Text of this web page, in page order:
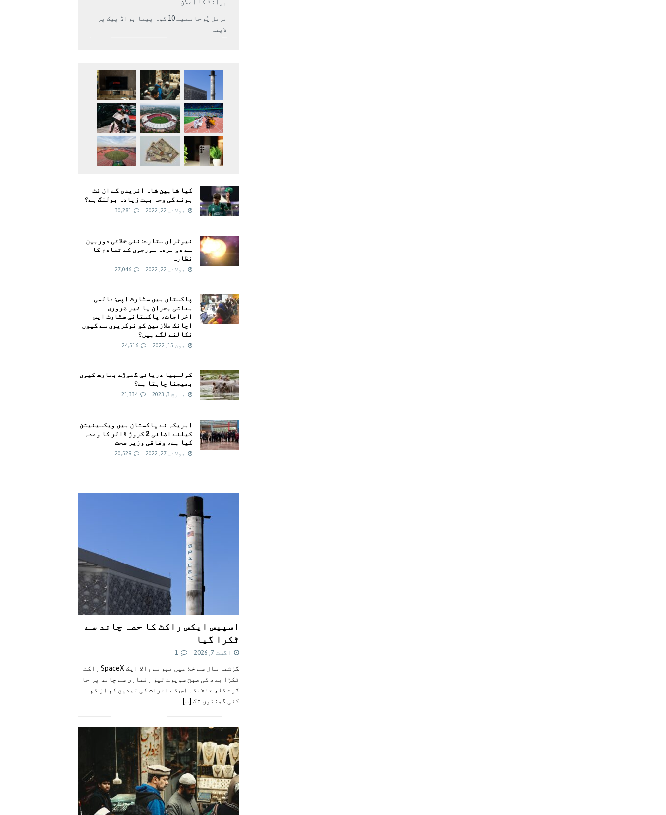
برانڈ کا اعلان
نرمل پُرجا سمیت 10 کوہ پیما براڈ پیک پر
لاپتہ
کیا شاہین شاہ آفریدی کے ان فٹ
ہونے کی وجہ بہت زیادہ بولنگ ہے؟
جولائی 22, 2022 30,281
نیوٹران ستارے: نئی خلائی دوربین
سے دو مردہ سورجوں کے تصادم کا
نظارہ
جولائی 22, 2022 27,046
پاکستان میں سٹارٹ اپس: عالمی
معاشی بحران یا غیر ضروری
اخراجات، پاکستانی سٹارٹ اپس
اچانک ملازمین کو نوکریوں سے کیوں
نکالنے لگے ہیں؟
جون 15, 2022 24,516
کولمبیا دریائی گھوڑے بھارت کیوں
بھیجنا چاہتا ہے؟
مارچ 3, 2023 21,334
امريکہ نے پاکستان میں ویکسینیشن
کیلئے اضافی 2 کروڑ ڈالر کا وعدہ
کیا ہے، وفاقی وزیر صحت
جولائی 27, 2022 20,529
اسپیس ایکس راکٹ کا حصہ چاند سے
ٹکرا گیا
اگست 7, 2026 1
گزشتہ سال سے خلا میں تیرنے والا ایک SpaceX راکٹ
ٹکڑا بدھ کی صبح سویرے تیز رفتاری سے چاند پر جا
گرے گا، حالانکہ اس کے اثرات کی تصدیق کم از کم
کئی گھنٹوں تک [...]